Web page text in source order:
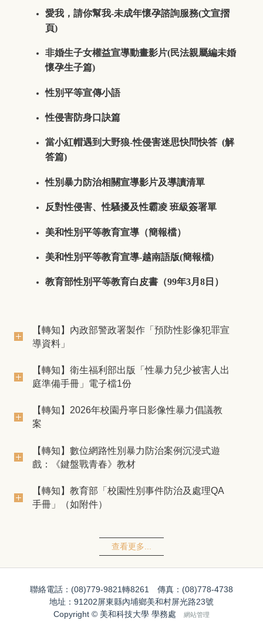
愛我，請你幫我-未成年懷孕諮詢服務(文宣摺
頁)
非婚生子女權益宣導動畫影片(民法親屬編未婚
懷孕生子篇)
性別平等宣傳小語
性侵害防身口訣篇
當小紅帽遇到大野狼-性侵害迷思快問快答 (解
答篇)
性別暴力防治相關宣導影片及導讀清單
反對性侵害、性騷擾及性霸凌 班級簽署單
美和性別平等教育宣導（簡報檔）
美和性別平等教育宣導-越南語版(簡報檔)
教育部性別平等教育白皮書（99年3月8日）
【轉知】內政部警政署製作「預防性影像犯罪宣
導資料」
【轉知】衛生福利部出版「性暴力兒少被害人出
庭準備手冊」電子檔1份
【轉知】2026年校園丹寧日影像性暴力倡議教
案
【轉知】數位網路性別暴力防治案例沉浸式遊
戲：《鍵盤戰青春》教材
【轉知】教育部「校園性別事件防治及處理QA
手冊」（如附件）
查看更多...
聯絡電話：(08)779-9821轉8261 傳真：(08)778-4738
地址：91202屏東縣內埔鄉美和村屏光路23號
Copyright © 美和科技大學 學務處
網站管理